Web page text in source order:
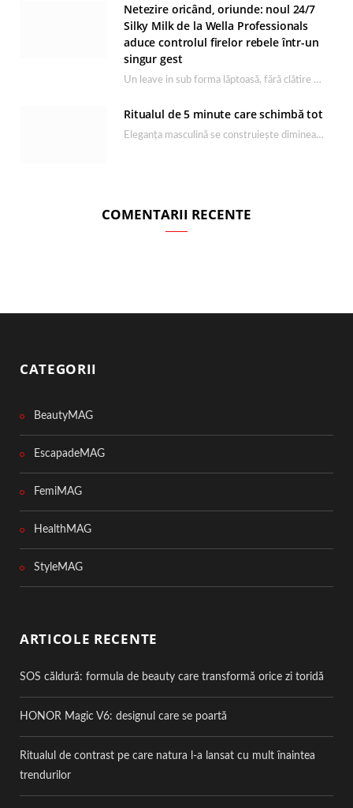
Netezire oricând, oriunde: noul 24/7
Silky Milk de la Wella Professionals
aduce controlul firelor rebele într-un
singur gest
Un leave in sub forma lăptoasă, fără clătire care completează rutina Ultimate Smooth și transformă…
Ritualul de 5 minute care schimbă tot
Eleganța masculină se construiește dimineața, în câteva minute și cu produsele potrivite. O rutină de…
COMENTARII RECENTE
CATEGORII
BeautyMAG
EscapadeMAG
FemiMAG
HealthMAG
StyleMAG
ARTICOLE RECENTE
SOS căldură: formula de beauty care transformă orice zi toridă
HONOR Magic V6: designul care se poartă
Ritualul de contrast pe care natura l-a lansat cu mult înaintea
trendurilor